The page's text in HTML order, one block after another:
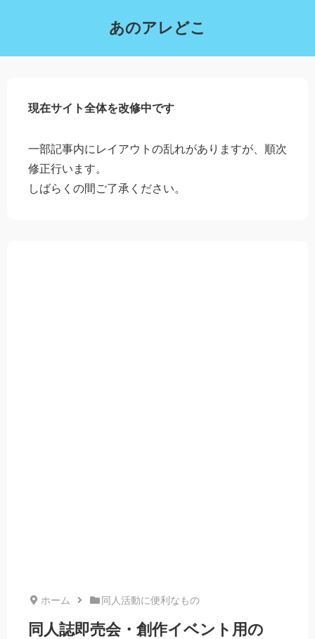
あのアレどこ
現在サイト全体を改修中です
一部記事内にレイアウトの乱れがありますが、順次
修正行います。
しばらくの間ご了承ください。
ホーム 同人活動に便利なもの
同人誌即売会・創作イベント用の